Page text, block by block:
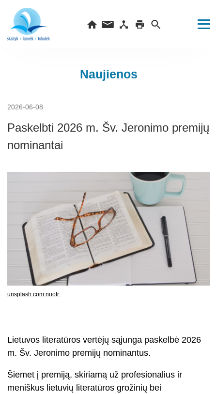
Naujienos
2026-06-08
Paskelbti 2026 m. Šv. Jeronimo premijų
nominantai
unsplash.com nuotr.
Lietuvos literatūros vertėjų sąjunga paskelbė 2026
m. Šv. Jeronimo premijų nominantus.
Šiemet į premiją, skiriamą už profesionalius ir
meniškus lietuvių literatūros grožinių bei